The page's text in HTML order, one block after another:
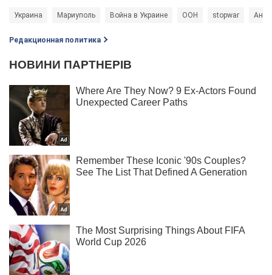
Украина Мариуполь Война в Украине ООН stopwar
Редакционная политика